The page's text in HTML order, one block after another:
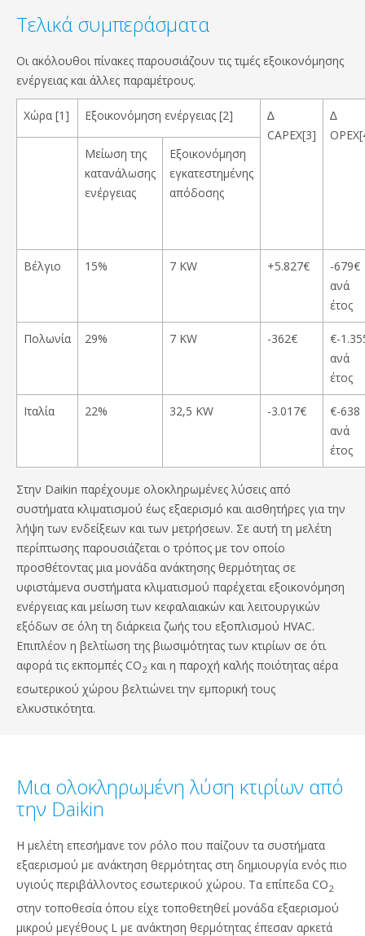
Τελικά συμπεράσματα
Οι ακόλουθοι πίνακες παρουσιάζουν τις τιμές εξοικονόμησης
ενέργειας και άλλες παραμέτρους.
Χώρα [1] Εξοικονόμηση ενέργειας [2]
∆
CAPEX[3]
∆
Μείωση της
κατανάλωσης
ενέργειας
Εξοικονόμηση
εγκατεστημένης
απόδοσης
Βέλγιο 15% 7 KW +5.827€
-679€
ανά
έτος
Πολωνία 29% 7 KW -362€
€-
ανά
έτος
Ιταλία 22% 32,5 KW -3.017€
€-638
ανά
έτος
Στην Daikin παρέχουμε ολοκληρωμένες λύσεις από
συστήματα κλιματισμού έως εξαερισμό και αισθητήρες για την
λήψη των ενδείξεων και των μετρήσεων. Σε αυτή τη μελέτη
περίπτωσης παρουσιάζεται ο τρόπος με τον οποίο
προσθέτοντας μια μονάδα ανάκτησης θερμότητας σε
υφιστάμενα συστήματα κλιματισμού παρέχεται εξοικονόμηση
ενέργειας και μείωση των κεφαλαιακών και λειτουργικών
εξόδων σε όλη τη διάρκεια ζωής του εξοπλισμού HVAC.
Επιπλέον η βελτίωση της βιωσιμότητας των κτιρίων σε ότι
αφορά τις εκπομπές CO2 και η παροχή καλής ποιότητας αέρα
εσωτερικού χώρου βελτιώνει την εμπορική τους
ελκυστικότητα.
Μια ολοκληρωμένη λύση κτιρίων από
την Daikin
Η μελέτη επεσήμανε τον ρόλο που παίζουν τα συστήματα
εξαερισμού με ανάκτηση θερμότητας στη δημιουργία ενός πιο
υγιούς περιβάλλοντος εσωτερικού χώρου. Τα επίπεδα CO2
στην τοποθεσία όπου είχε τοποθετηθεί μονάδα εξαερισμού
μικρού μεγέθους L με ανάκτηση θερμότητας έπεσαν αρκετά